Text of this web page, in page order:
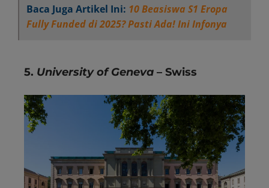
Baca Juga Artikel Ini: 10 Beasiswa S1 Eropa
Fully Funded di 2025? Pasti Ada! Ini Infonya
5. University of Geneva – Swiss